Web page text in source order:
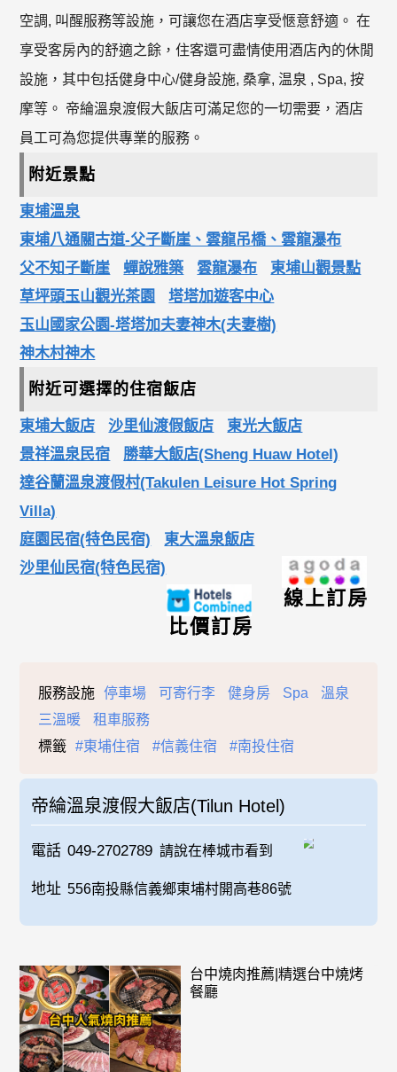
空調, 叫醒服務等設施，可讓您在酒店享受愜意舒適。 在
享受客房內的舒適之餘，住客還可盡情使用酒店內的休閒
設施，其中包括健身中心/健身設施, 桑拿, 温泉 , Spa, 按
摩等。 帝綸溫泉渡假大飯店可滿足您的一切需要，酒店
員工可為您提供專業的服務。
附近景點
東埔溫泉
東埔八通關古道-父子斷崖、雲龍吊橋、雲龍瀑布
父不知子斷崖
蟬說雅築 雲龍瀑布
東埔山觀景點
草坪頭玉山觀光茶園
塔塔加遊客中心
玉山國家公園-塔塔加夫妻神木(夫妻樹)
神木村神木
附近可選擇的住宿飯店
東埔大飯店 沙里仙渡假飯店
東光大飯店
景祥溫泉民宿
勝華大飯店(Sheng Huaw Hotel)
達谷蘭溫泉渡假村(Takulen Leisure Hot Spring
Villa)
庭園民宿(特色民宿)
東大溫泉飯店
沙里仙民宿(特色民宿)
線上訂房
比價訂房
服務設施 停車場 可寄行李 健身房 Spa
溫泉
三溫暖
租車服務
標籤
#東埔住宿 #信義住宿 #南投住宿
帝綸溫泉渡假大飯店(Tilun Hotel)
電話 049-2702789 請說在棒城市看到
地址 556南投縣信義鄉東埔村開高巷86號
台中燒肉推薦|精選台中燒烤
餐廳